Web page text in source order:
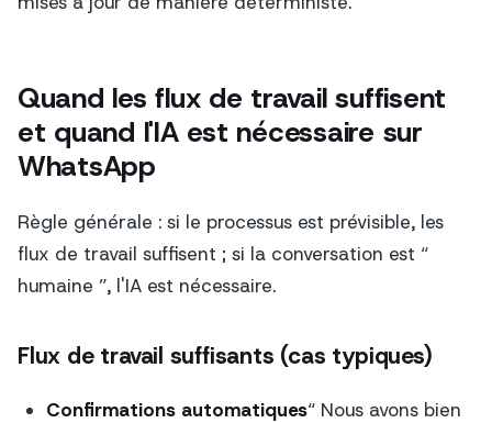
Quand les flux de travail suffisent
et quand l'IA est nécessaire sur
WhatsApp
Règle générale : si le processus est prévisible, les
flux de travail suffisent ; si la conversation est “
humaine ”, l'IA est nécessaire.
Flux de travail suffisants (cas typiques)
Confirmations automatiques“ Nous avons bien